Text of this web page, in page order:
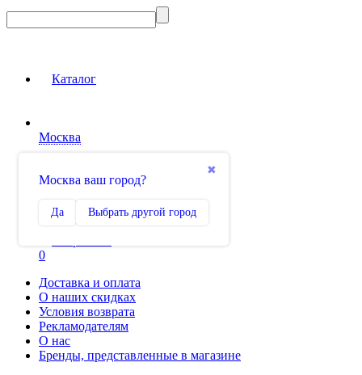
Каталог
Москва
✖
Москва ваш город?
Да Выбрать другой город
Сравнение
0
Доставка и оплата
О наших скидках
Условия возврата
Рекламодателям
О нас
Бренды, представленные в магазине